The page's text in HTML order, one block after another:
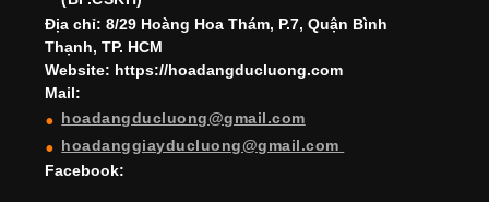
h
Địa chỉ: 8/29 Hoàng Hoa Thám, P.7, Quận Bình
Thạnh, TP. HCM
Website: https://hoadangducluong.com
Mail:
hoadangducluong@gmail.com
hoadanggiayducluong@gmail.com
Facebook: